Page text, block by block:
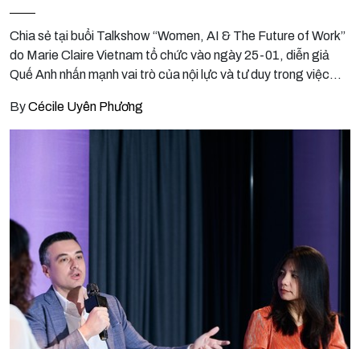
Chia sẻ tại buổi Talkshow “Women, AI & The Future of Work”
do Marie Claire Vietnam tổ chức vào ngày 25-01, diễn giả
Quế Anh nhấn mạnh vai trò của nội lực và tư duy trong việc
giữa kỷ nguyên AI.
ByCécile Uyên Phương